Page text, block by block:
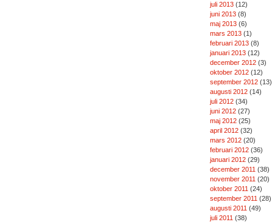
juli 2013(12)
juni 2013(8)
maj 2013(6)
mars 2013(1)
februari 2013(8)
januari 2013(12)
december 2012(3)
oktober 2012(12)
september 2012(13)
augusti 2012(14)
juli 2012(34)
juni 2012(27)
maj 2012(25)
april 2012(32)
mars 2012(20)
februari 2012(36)
januari 2012(29)
december 2011 (38)
november 2011 (20)
oktober 2011 (24)
september 2011 (28)
augusti 2011 (49)
juli 2011 (38)